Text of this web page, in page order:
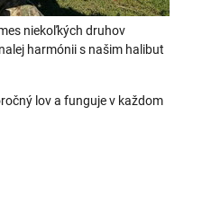
niekoľkých druhov
harmónii s našim halibut
lov a funguje v každom